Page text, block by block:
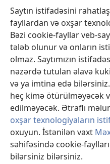
Saytın istifadəsini
fayllardan və oxşar
Bəzi cookie-fayllar veb-
tələb olunur və onların
olmaz. Saytımızın
nəzərdə tutulan əlavə
və ya imtina edə
heç kimə ötürülməyəcək
edilməyəcək. Ətraflı
oxşar texnologiyaların
oxuyun. İstənilən vaxt
səhifəsində cookie-
bilərsiniz bilərsiniz.
(yeni
pəncərə
açılır) Gözətçi qülləsinin ONLAYN
(yeni
pəncərə
açılır) JW Hub
(yeni
pəncərə
açılır)
«JW Library»®
Copyright© 2026 Watch Tower
İSTİFADƏ ŞƏRTLƏRİ